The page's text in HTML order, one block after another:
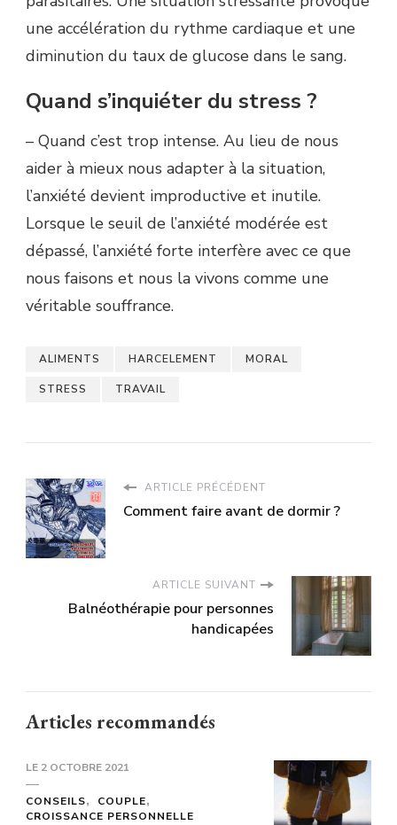
une accélération du rythme cardiaque et une
diminution du taux de glucose dans le sang.
Quand s’inquiéter du stress ?
– Quand c’est trop intense. Au lieu de nous
aider à mieux nous adapter à la situation,
l’anxiété devient improductive et inutile.
Lorsque le seuil de l’anxiété modérée est
dépassé, l’anxiété forte interfère avec ce que
nous faisons et nous la vivons comme une
véritable souffrance.
ALIMENTS HARCELEMENT MORAL
STRESS TRAVAIL
ARTICLE PRÉCÉDENT
Comment faire avant de dormir ?
ARTICLE SUIVANT
Balnéothérapie pour personnes
handicapées
Articles recommandés
LE 2 OCTOBRE 2021
CONSEILS
COUPLE
CROISSANCE PERSONNELLE